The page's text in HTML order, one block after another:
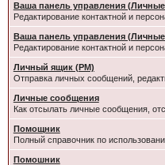
Ваша панель управления
Редактирование контактной и
Ваша панель управления (Личные
Редактирование контактной и
Личный ящик (PM)
Отправка личных сообщений,
Личные сообщения
Как отсылать личные сообщения,
Помощник
Полный справочник по
Помошник